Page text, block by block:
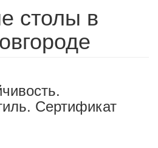
столы в
Сертификат